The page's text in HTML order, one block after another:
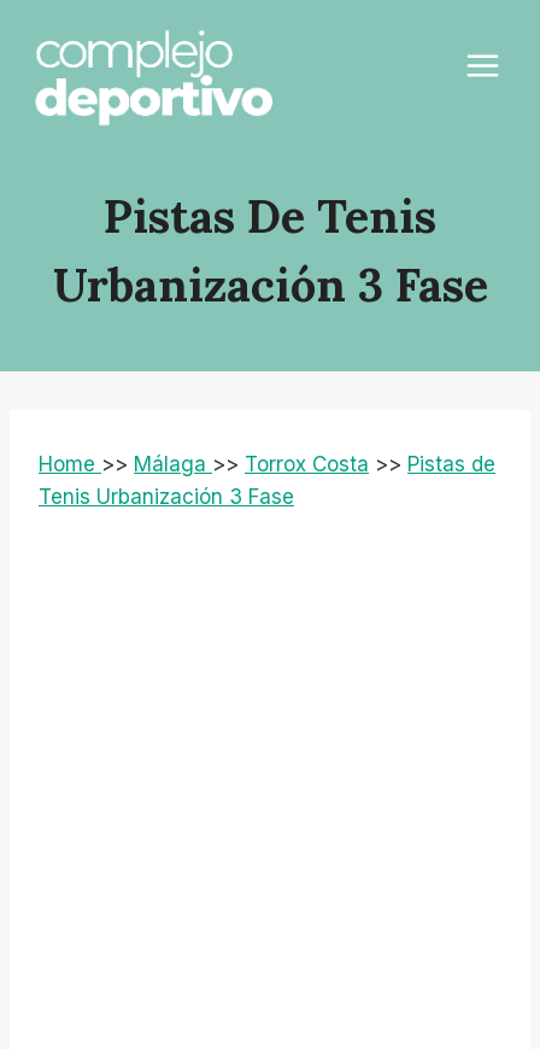
contenido
Pistas De Tenis
Urbanización 3 Fase
Home >> Málaga >> Torrox Costa >> Pistas de
Tenis Urbanización 3 Fase